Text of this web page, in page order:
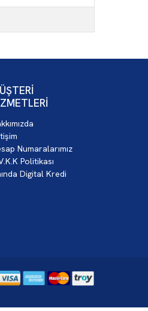
Numaralarımız
Politikası
Digital Kredi